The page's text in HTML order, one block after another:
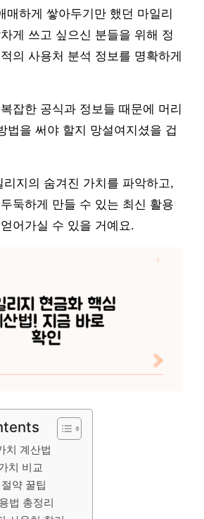
매하게 쌓아두기만 했던 마일리
게 쓰고 싶으신 분들을 위해 정
의 사용처 분석 정보를 명확하게
잡한 공식과 정보들 때문에 머리
법을 써야 할지 망설여지셨을 겁
리지의 숨겨진 가치를 파악하고,
둑하게 만들 수 있는 최신 활용
어가실 수 있을 거예요.
치 계산법
치 비교
약 꿀팁
법 총정리